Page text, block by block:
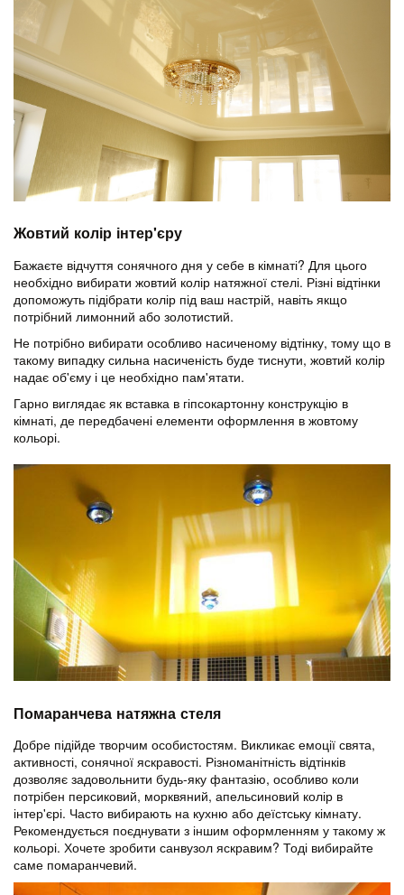
Жовтий колір інтер'єру
Бажаєте відчуття сонячного дня у себе в кімнаті? Для цього
необхідно вибирати жовтий колір натяжної стелі. Різні відтінки
допоможуть підібрати колір під ваш настрій, навіть якщо
потрібний лимонний або золотистий.
Не потрібно вибирати особливо насиченому відтінку, тому що в
такому випадку сильна насиченість буде тиснути, жовтий колір
надає об'єму і це необхідно пам'ятати.
Гарно виглядає як вставка в гіпсокартонну конструкцію в
кімнаті, де передбачені елементи оформлення в жовтому
кольорі.
Помаранчева натяжна стеля
Добре підійде творчим особистостям. Викликає емоції свята,
активності, сонячної яскравості. Різноманітність відтінків
дозволяє задовольнити будь-яку фантазію, особливо коли
потрібен персиковий, морквяний, апельсиновий колір в
інтер'єрі. Часто вибирають на кухню або деїстську кімнату.
Рекомендується поєднувати з іншим оформленням у такому ж
кольорі. Хочете зробити санвузол яскравим? Тоді вибирайте
саме помаранчевий.